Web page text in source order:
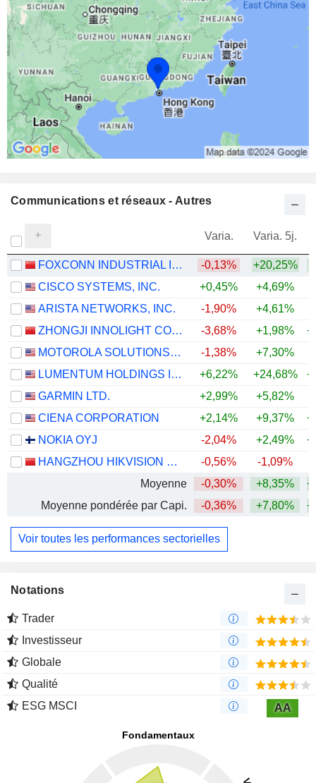
Communications et réseaux - Autres
Varia. Varia. 5j.
FOXCONN INDUSTRIAL INTERNET CO., LTD. -0,13% +20,25%
CISCO SYSTEMS, INC.
+0,45% +4,69%
ARISTA NETWORKS, INC.
-1,90% +4,61%
ZHONGJI INNOLIGHT CO., LTD.
-3,68% +1,98%
MOTOROLA SOLUTIONS, INC.
-1,38% +7,30%
LUMENTUM HOLDINGS INC.
+6,22% +24,68%
GARMIN LTD.
+2,99% +5,82%
CIENA CORPORATION
+2,14% +9,37%
NOKIA OYJ
-2,04% +2,49%
HANGZHOU HIKVISION DIGITAL TECHNOLOGY CO., LTD.
-0,56% -1,09%
Moyenne
-0,30% +8,35%
Moyenne pondérée par Capi.
-0,36% +7,80%
Voir toutes les performances sectorielles
Notations
Trader
Investisseur
Globale
Qualité
ESG MSCI
AA